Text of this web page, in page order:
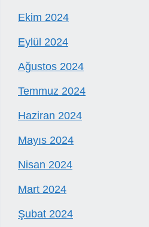
Ekim 2024
Eylül 2024
Ağustos 2024
Temmuz 2024
Haziran 2024
Mayıs 2024
Nisan 2024
Mart 2024
Şubat 2024